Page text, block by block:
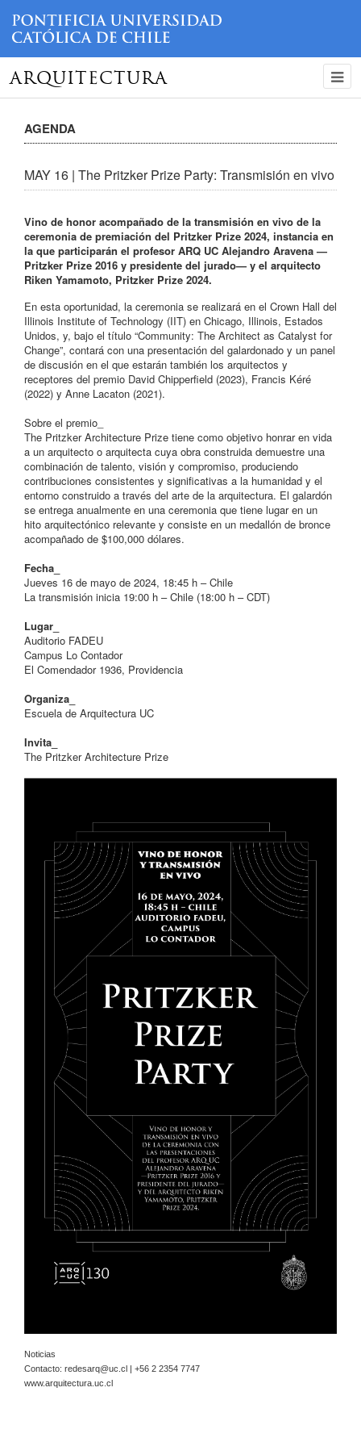
ARQUITECTURA
AGENDA
MAY 16 | The Pritzker Prize Party: Transmisión en vivo
Vino de honor acompañado de la transmisión en vivo de la
ceremonia de premiación del Pritzker Prize 2024, instancia en
la que participarán el profesor ARQ UC Alejandro Aravena —
Pritzker Prize 2016 y presidente del jurado— y el arquitecto
Riken Yamamoto, Pritzker Prize 2024.
En esta oportunidad, la ceremonia se realizará en el Crown Hall del
Illinois Institute of Technology (IIT) en Chicago, Illinois, Estados
Unidos, y, bajo el título “Community: The Architect as Catalyst for
Change”, contará con una presentación del galardonado y un panel
de discusión en el que estarán también los arquitectos y
receptores del premio David Chipperfield (2023), Francis Kéré
(2022) y Anne Lacaton (2021).
Sobre el premio_
The Pritzker Architecture Prize tiene como objetivo honrar en vida
a un arquitecto o arquitecta cuya obra construida demuestre una
combinación de talento, visión y compromiso, produciendo
contribuciones consistentes y significativas a la humanidad y el
entorno construido a través del arte de la arquitectura. El galardón
se entrega anualmente en una ceremonia que tiene lugar en un
hito arquitectónico relevante y consiste en un medallón de bronce
acompañado de $100,000 dólares.
Fecha_
Jueves 16 de mayo de 2024, 18:45 h – Chile
La transmisión inicia 19:00 h – Chile (18:00 h – CDT)
Lugar_
Auditorio FADEU
Campus Lo Contador
El Comendador 1936, Providencia
Organiza_
Escuela de Arquitectura UC
Invita_
The Pritzker Architecture Prize
Noticias
Contacto: redesarq@uc.cl | +56 2 2354 7747
www.arquitectura.uc.cl